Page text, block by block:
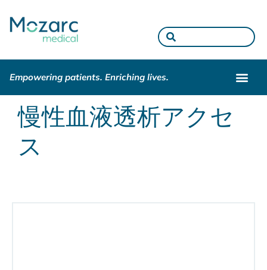
Empowering patients. Enriching lives.
慢性血液透析アクセ
ス